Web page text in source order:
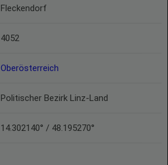
Fleckendorf
4052
Oberösterreich
Politischer Bezirk Linz-Land
14.302140° / 48.195270°